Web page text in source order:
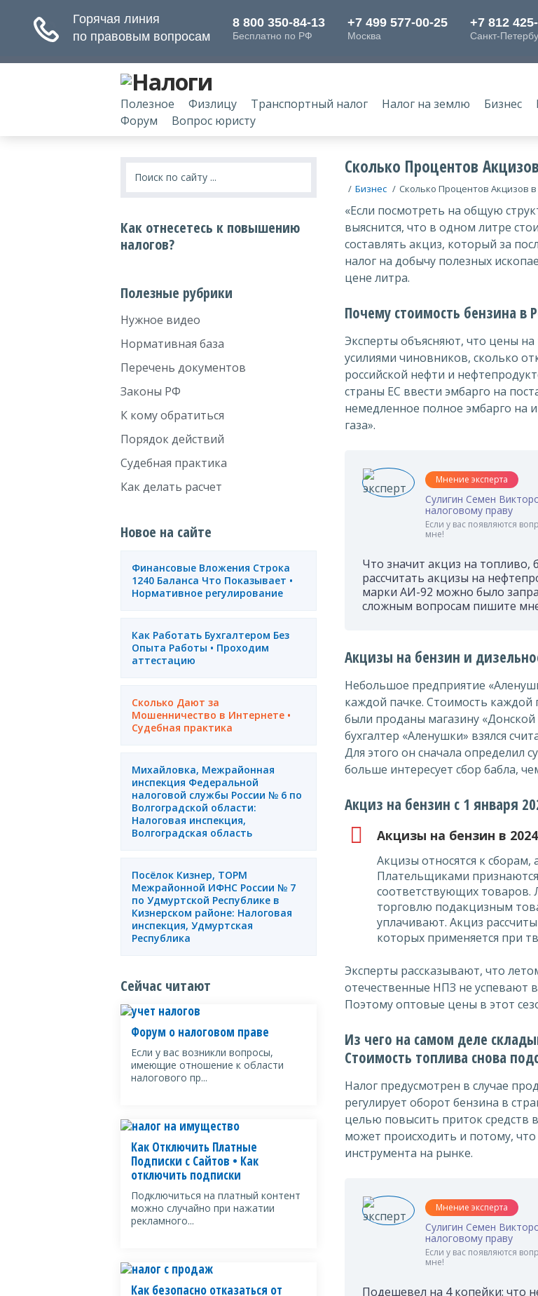
Полезное Физлицу Транспортный налог Налог на землю Бизнес
Форум
Вопрос юристу
Сколько Процентов
/ Бизнес / Сколько Процентов Акцизов
«Если посмотреть на общую
выяснится, что в одном литре
составлять акциз, который за
налог на добычу полезных
цене литра.
Почему стоимость бензина в
Эксперты объясняют, что цены
усилиями чиновников, сколько
российской нефти и
страны ЕС ввести эмбарго на
немедленное полное эмбарго на
газа».
Мнение эксперта
Сулигин Семен
налоговому праву
Если у вас появляются
мне!
Что значит акциз на топливо,
рассчитать акцизы на
марки АИ-92 можно было
сложным вопросам пишите
Акцизы на бензин и
Небольшое предприятие
каждой пачке. Стоимость каждой
были проданы магазину «Донской
бухгалтер «Аленушки» взялся
Для этого он сначала определил
больше интересует сбор бабла,
Акциз на бензин с 1 января
Акцизы на бензин в
Акцизы относятся к
Плательщиками
соответствующих
торговлю подакцизным
уплачивают. Акциз
которых применяется при
Эксперты рассказывают, что
отечественные НПЗ не успевают
Поэтому оптовые цены в этот
Из чего на самом деле
Стоимость топлива снова
Налог предусмотрен в случае
регулирует оборот бензина в
целью повысить приток средств
может происходить и потому,
инструмента на рынке.
Мнение эксперта
Сулигин Семен
налоговому праву
Если у вас появляются
мне!
Подешевел на 4 копейки: что
Как отнесетесь к повышению
налогов?
Полезные рубрики
Нужное видео
Нормативная база
Перечень документов
Законы РФ
К кому обратиться
Порядок действий
Судебная практика
Как делать расчет
Новое на сайте
Финансовые Вложения Строка
1240 Баланса Что Показывает •
Нормативное регулирование
Как Работать Бухгалтером Без
Опыта Работы • Проходим
аттестацию
Сколько Дают за
Мошенничество в Интернете •
Судебная практика
Михайловка, Межрайонная
инспекция Федеральной
налоговой службы России № 6 по
Волгоградской области:
Налоговая инспекция,
Волгоградская область
Посёлок Кизнер, ТОРМ
Межрайонной ИФНС России № 7
по Удмуртской Республике в
Кизнерском районе: Налоговая
инспекция, Удмуртская
Республика
Сейчас читают
Форум о налоговом праве
Если у вас возникли вопросы,
имеющие отношение к области
налогового пр...
Как Отключить Платные
Подписки с Сайтов • Как
отключить подписки
Подключиться на платный контент
можно случайно при нажатии
рекламного...
Как безопасно отказаться от